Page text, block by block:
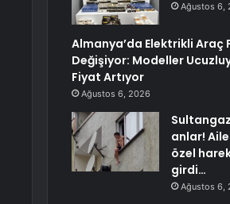
Ağustos 6,
Almanya’da Elektrikli Araç
Değişiyor: Modeller
Fiyat Artıyor
Ağustos 6, 2026
anlar!
özel
girdi…
Ağustos 6,